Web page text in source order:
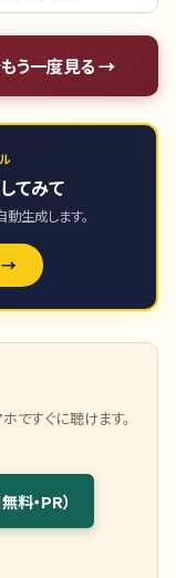
う一度見る →
てみて
生成します。
→
ですぐに聴けます。
・PR）